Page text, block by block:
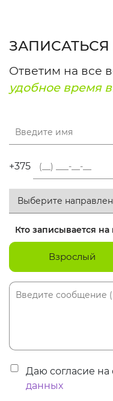
ЗАПИСАТЬСЯ
Ответим на все
удобное время
+375
Кто записывается
Взрослый
Даю согласие на
данных